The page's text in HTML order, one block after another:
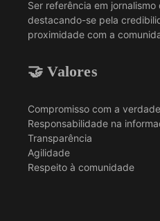
Ser referência em
destacando-se pela
proximidade com a
🤝 Valores
Compromisso com a verdade
Responsabilidade na
Transparência
Agilidade
Respeito à comunidade